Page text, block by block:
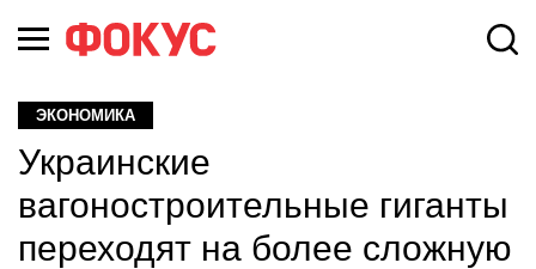
ЭКОНОМИКА
Украинские
вагоностроительные гиганты
переходят на более сложную